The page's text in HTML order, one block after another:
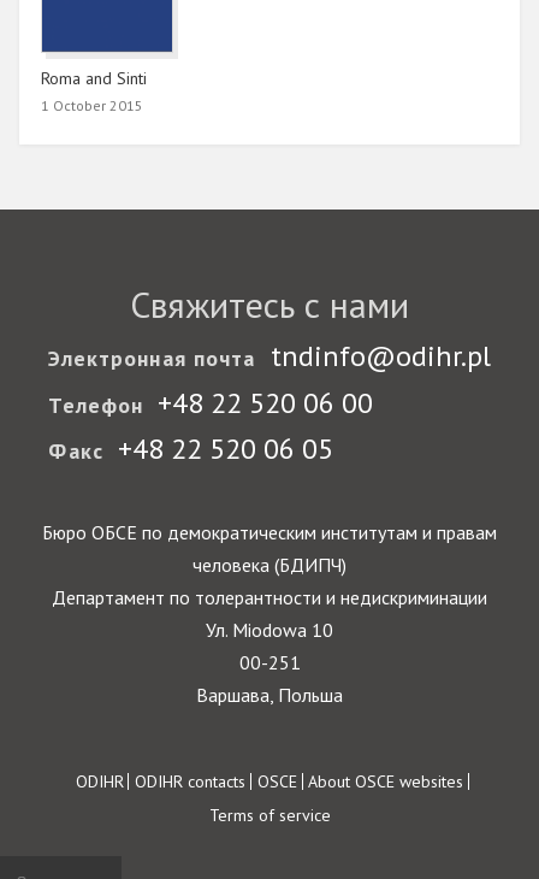
Roma and Sinti
1 October 2015
Свяжитесь с нами
Электронная почта tndinfo@odihr.pl
Телефон +48 22 520 06 00
Факс +48 22 520 06 05
Бюро ОБСЕ по демократическим институтам и правам
человека (БДИПЧ)
Департамент по толерантности и недискриминации
Ул. Miodowa 10
00-251
Варшава, Польша
Footer
ODIHR ODIHR contacts OSCE About OSCE websites
Terms of service